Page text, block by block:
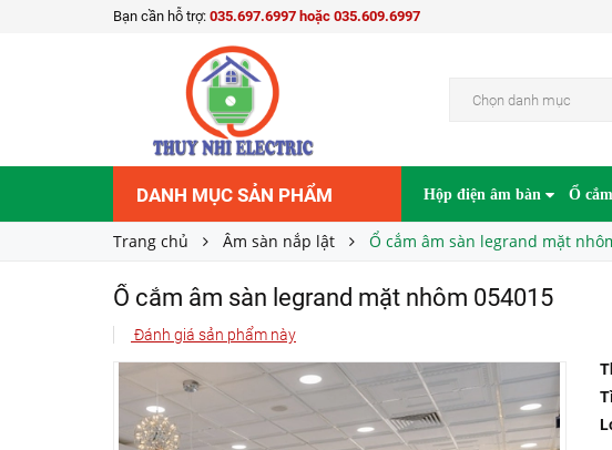
Bạn cần hỗ trợ: 035.697.6997 hoặc 035.609.6997
Chọn danh mục
DANH MỤC SẢN PHẨM Hộp điện âm bàn Ổ
Trang chủ Âm sàn nắp lật Ổ cắm âm sàn legrand mặt
Ổ cắm âm sàn legrand mặt nhôm 054015
Đánh giá sản phẩm này
Ổ cắm âm sàn legrand mặt nhôm 054015
Giá bán: Liên hệ